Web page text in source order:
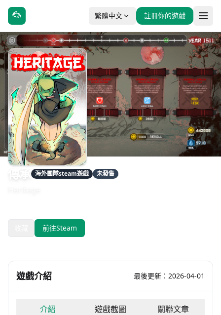
繁體中文 註冊你的遊戲
傳承 海外團隊steam遊戲 未發售
前往Steam
遊戲介紹 最後更新：2026-04-01
介紹 遊戲截圖 關聯文章